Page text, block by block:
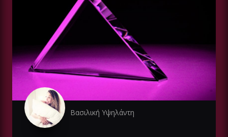
Βασιλική Υψηλάντη